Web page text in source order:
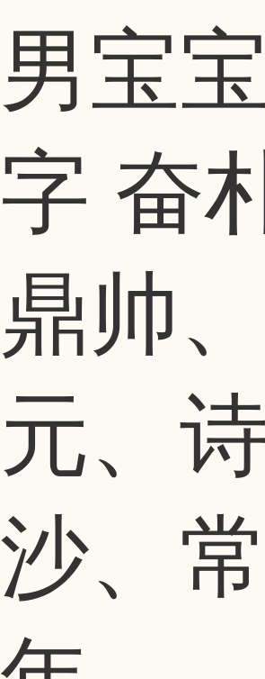
男宝
字 奋
鼎帅
元、
沙、常